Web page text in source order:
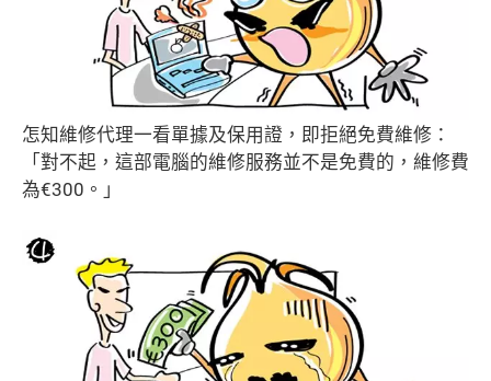
怎知維修代理一看單據及保用證，即拒絕免費維修：
「對不起，這部電腦的維修服務並不是免費的，維修費
為€300。」